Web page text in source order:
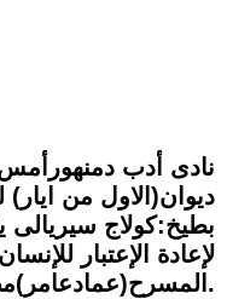
نادى أدب
ديوان(الاول من
بطيخ:كولاج
لإعادة الإعتبار
المسرح(عمادعامر)مصر.